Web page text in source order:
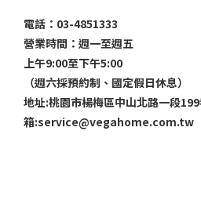
電話：03-4851333
營業時間：週一至週五
上午9:00至下午5:00
（週六採預約制、國定假日休息）
地址:桃園市楊梅區中山北路一段
箱:service@vegahome.com.tw